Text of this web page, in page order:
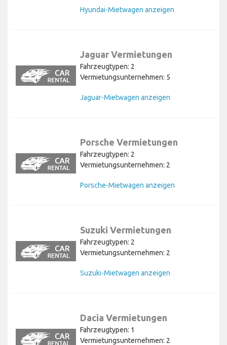
Hyundai-Mietwagen anzeigen
Jaguar Vermietungen
Fahrzeugtypen: 2
Vermietungsunternehmen: 5
Jaguar-Mietwagen anzeigen
Porsche Vermietungen
Fahrzeugtypen: 2
Vermietungsunternehmen: 2
Porsche-Mietwagen anzeigen
Suzuki Vermietungen
Fahrzeugtypen: 2
Vermietungsunternehmen: 2
Suzuki-Mietwagen anzeigen
Dacia Vermietungen
Fahrzeugtypen: 1
Vermietungsunternehmen: 2